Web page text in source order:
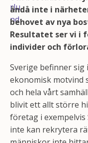
ändå inte i
behovet av nya
Resultatet ser vi i
individer och
Sverige befinner
ekonomisk motvind
och hela vårt
blivit ett allt större
företag i
inte kan rekrytera